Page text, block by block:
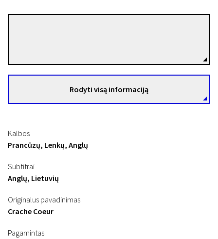
Rodyti visą informaciją
Kalbos
Prancūzų, Lenkų, Anglų
Subtitrai
Anglų, Lietuvių
Originalus pavadinimas
Crache Coeur
Pagamintas